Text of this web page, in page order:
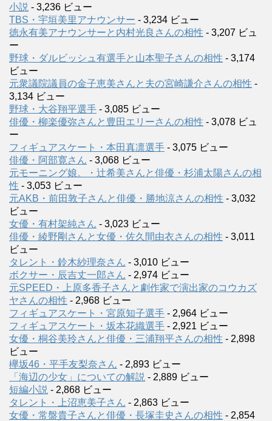
小説 - 3,236 ビュー
TBS・宇垣美里アナウンサー - 3,234 ビュー
徳永有美アナウンサーと内村光良さんの相性 - 3,207 ビュ
ー
野球・ダルビッシュ有選手と山本聖子さんの相性 - 3,174
ビュー
元衆議院議員の金子恵美さんと夫の宮崎謙介さんの相性 -
3,134 ビュー
野球・大谷翔平選手 - 3,085 ビュー
俳優・柳楽優弥さんと豊田エリーさんの相性 - 3,078 ビュ
ー
フィギュアスケート・本田真凛選手 - 3,075 ビュー
俳優・阿部寛さん - 3,068 ビュー
元モーニング娘。・辻希美さんと俳優・杉浦太陽さんの相
性 - 3,053 ビュー
元AKB・前田敦子さんと俳優・勝地涼さんの相性 - 3,032
ビュー
女優・有村架純さん - 3,023 ビュー
俳優・綾野剛さんと女優・佐久間由衣さんの相性 - 3,011
ビュー
タレント・鈴木紗理奈さん - 3,010 ビュー
ボクサー・辰吉丈一郎さん - 2,974 ビュー
元SPEED・上原多香子さんと劇作家で演出家のコウカズ
ヤさんの相性 - 2,968 ビュー
フィギュアスケート・宮原知子選手 - 2,964 ビュー
フィギュアスケート・坂本花織選手 - 2,921 ビュー
女優・桐谷美玲さんと俳優・三浦翔平さんの相性 - 2,898
ビュー
欅坂46・平手友梨奈さん - 2,893 ビュー
「海辺の少女」についての解説 - 2,889 ビュー
短編小説 - 2,868 ビュー
タレント・上沼恵美子さん - 2,863 ビュー
女優・常盤貴子さんと俳優・長塚圭史さんの相性 - 2,854